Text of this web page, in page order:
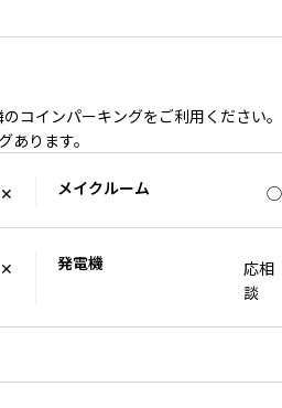
コインパーキングをご利用ください。
ります。
✕ メイクルーム ◯
✕ 発電機
応相
談